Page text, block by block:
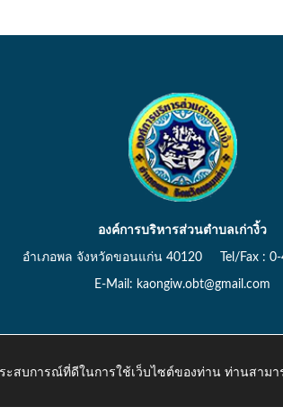
องค์การบริหารส่วนตำบลเก่างิ้ว
อำเภอพล จังหวัดขอนแก่น 40120 Tel/Fax : 0-
E-Mail: kaongiw.obt@gmail.com
สบการณ์ที่ดีในการใช้เว็บไซต์ของท่าน ท่านสามา